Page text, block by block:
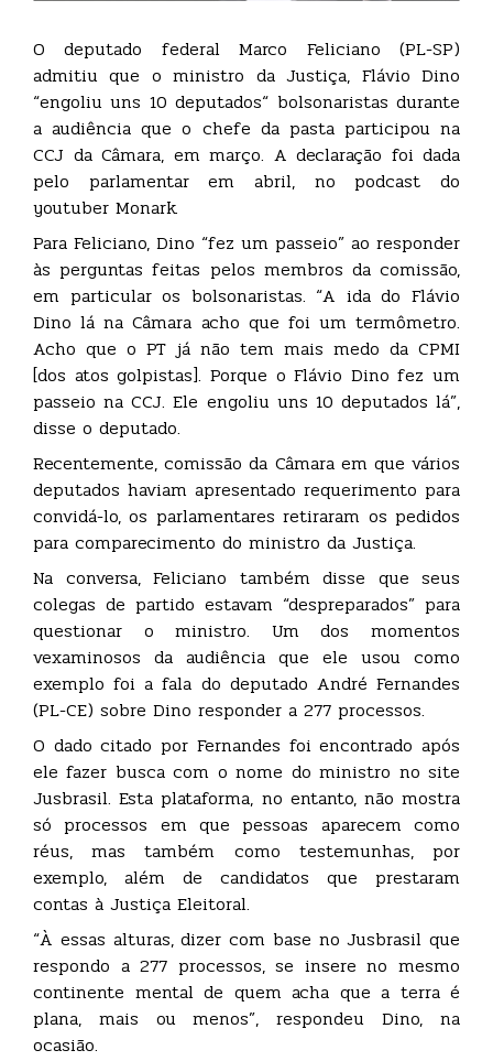
O deputado federal Marco Feliciano (PL-SP)
admitiu que o ministro da Justiça, Flávio Dino
“engoliu uns 10 deputados“ bolsonaristas durante
a audiência que o chefe da pasta participou na
CCJ da Câmara, em março. A declaração foi dada
pelo parlamentar em abril, no podcast do
youtuber Monark.
Para Feliciano, Dino “fez um passeio” ao responder
às perguntas feitas pelos membros da comissão,
em particular os bolsonaristas. “A ida do Flávio
Dino lá na Câmara acho que foi um termômetro.
Acho que o PT já não tem mais medo da CPMI
[dos atos golpistas]. Porque o Flávio Dino fez um
passeio na CCJ. Ele engoliu uns 10 deputados lá”,
disse o deputado.
Recentemente, comissão da Câmara em que vários
deputados haviam apresentado requerimento para
convidá-lo, os parlamentares retiraram os pedidos
para comparecimento do ministro da Justiça.
Na conversa, Feliciano também disse que seus
colegas de partido estavam “despreparados” para
questionar o ministro. Um dos momentos
vexaminosos da audiência que ele usou como
exemplo foi a fala do deputado André Fernandes
(PL-CE) sobre Dino responder a 277 processos.
O dado citado por Fernandes foi encontrado após
ele fazer busca com o nome do ministro no site
Jusbrasil. Esta plataforma, no entanto, não mostra
só processos em que pessoas aparecem como
réus, mas também como testemunhas, por
exemplo, além de candidatos que prestaram
contas à Justiça Eleitoral.
“À essas alturas, dizer com base no Jusbrasil que
respondo a 277 processos, se insere no mesmo
continente mental de quem acha que a terra é
plana, mais ou menos”, respondeu Dino, na
ocasião.